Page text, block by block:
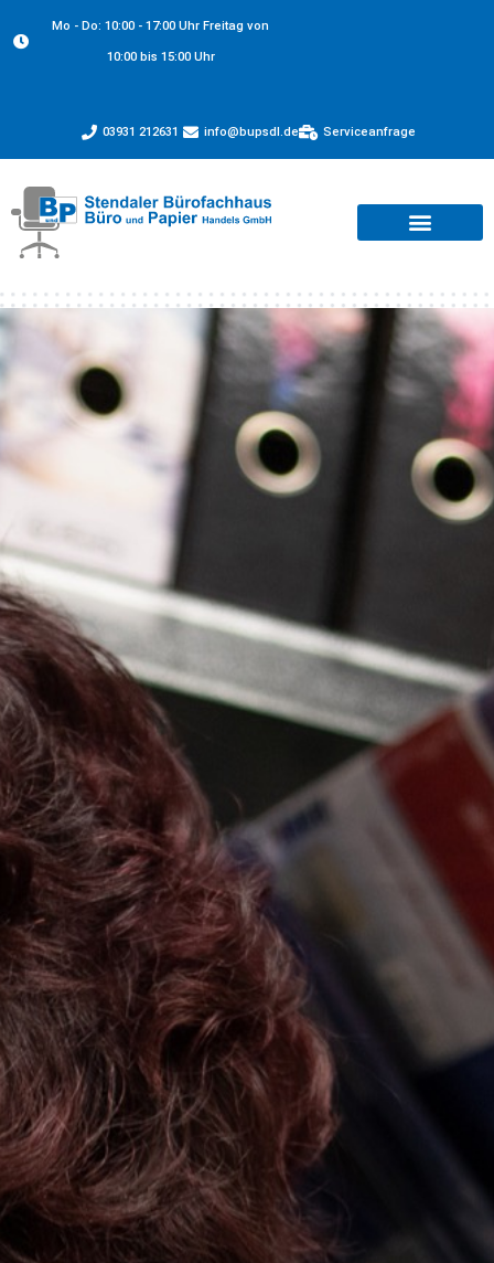
Mo - Do: 10:00 - 17:00 Uhr Freitag von
10:00 bis 15:00 Uhr
03931 212631 info@bupsdl.de Serviceanfrage